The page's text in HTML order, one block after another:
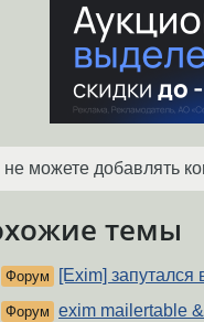
можете добавлять
темы
Форум [Exim] запутался
Форум exim mailertable